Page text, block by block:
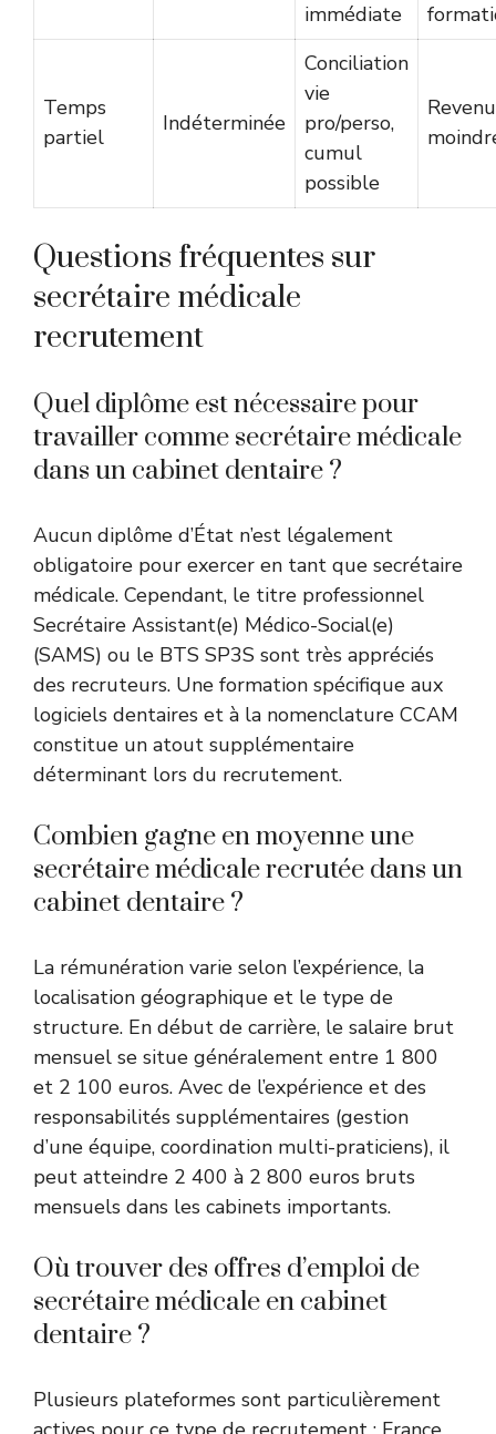
immédiate
Temps
partiel
Indéterminée
Conciliation
vie
pro/perso,
cumul
possible
Questions fréquentes sur
secrétaire médicale
recrutement
Quel diplôme est nécessaire pour
travailler comme secrétaire médicale
dans un cabinet dentaire ?
Aucun diplôme d’État n’est légalement
obligatoire pour exercer en tant que secrétaire
médicale. Cependant, le titre professionnel
Secrétaire Assistant(e) Médico-Social(e)
(SAMS) ou le BTS SP3S sont très appréciés
des recruteurs. Une formation spécifique aux
logiciels dentaires et à la nomenclature CCAM
constitue un atout supplémentaire
déterminant lors du recrutement.
Combien gagne en moyenne une
secrétaire médicale recrutée dans un
cabinet dentaire ?
La rémunération varie selon l’expérience, la
localisation géographique et le type de
structure. En début de carrière, le salaire brut
mensuel se situe généralement entre 1 800
et 2 100 euros. Avec de l’expérience et des
responsabilités supplémentaires (gestion
d’une équipe, coordination multi-praticiens), il
peut atteindre 2 400 à 2 800 euros bruts
mensuels dans les cabinets importants.
Où trouver des offres d’emploi de
secrétaire médicale en cabinet
dentaire ?
Plusieurs plateformes sont particulièrement